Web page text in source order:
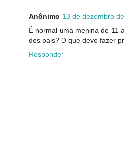
Anônimo 13 de dezembro
É normal uma menina de 11
dos pais? O que devo fazer
Responder